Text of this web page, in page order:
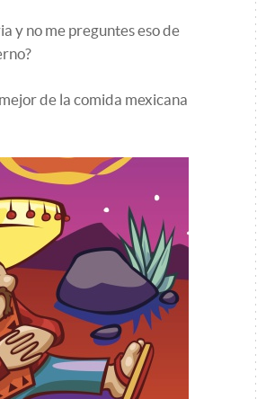
y no me preguntes eso de
de la comida mexicana